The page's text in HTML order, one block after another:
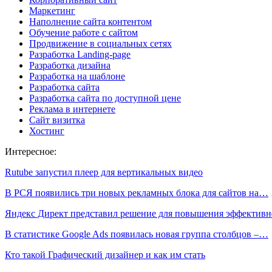
Маркетинг
Наполнение сайта контентом
Обучение работе с сайтом
Продвижение в социальных сетях
Разработка Landing-page
Разработка дизайна
Разработка на шаблоне
Разработка сайта
Разработка сайта по доступной цене
Реклама в интернете
Сайт визитка
Хостинг
Интересное:
Rutube запустил плеер для вертикальных видео
В РСЯ появились три новых рекламных блока для сайтов на…
Яндекс Директ представил решение для повышения
В статистике Google Ads появилась новая группа столбцов –…
Кто такой Графический дизайнер и как им стать